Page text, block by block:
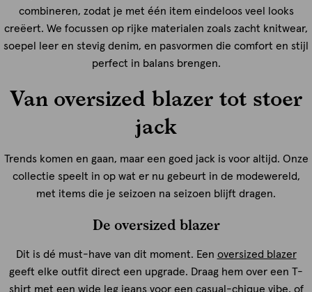
combineren, zodat je met één item eindeloos veel looks
creëert. We focussen op rijke materialen zoals zacht knitwear,
soepel leer en stevig denim, en pasvormen die comfort en stijl
perfect in balans brengen.
Van oversized blazer tot stoer
jack
Trends komen en gaan, maar een goed jack is voor altijd. Onze
collectie speelt in op wat er nu gebeurt in de modewereld,
met items die je seizoen na seizoen blijft dragen.
De oversized blazer
Dit is dé must-have van dit moment. Een oversized blazer
geeft elke outfit direct een upgrade. Draag hem over een T-
shirt met een wide leg jeansvoor een casual-chique vibe, of